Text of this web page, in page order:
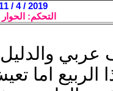
2019 / 4 / 11 - 15:14
التحكم:
عربي والدليل
اما